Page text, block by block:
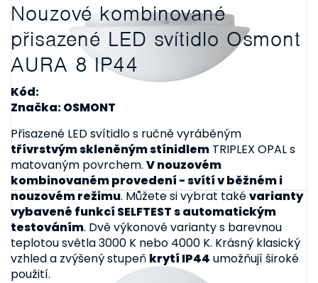
Nouzové kombinované
přisazené LED svítidlo Osmont
AURA 8 IP44
Kód:
Značka: OSMONT
Přisazené LED svítidlo s ručně vyráběným
třívrstvým skleněným stínidlem TRIPLEX OPAL s
matovaným povrchem. V nouzovém
kombinovaném provedení - svítí v běžném i
nouzovém režimu. Můžete si vybrat takévarianty
vybavené funkcí SELFTEST s automatickým
testováním. Dvě výkonové varianty s barevnou
teplotou světla 3000 K nebo 4000 K. Krásný klasický
vzhled a zvýšený stupeň krytí IP44 umožňují široké
použití.